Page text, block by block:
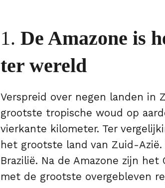
1. De Amazone is
ter wereld
Verspreid over negen landen in
grootste tropische woud op
vierkante kilometer. Ter
het grootste land van Zuid-
Brazilië. Na de Amazone zijn
met de grootste overgebleven